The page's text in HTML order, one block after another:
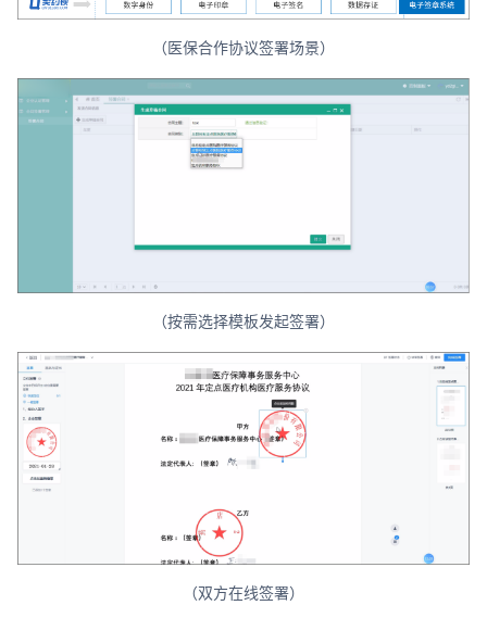
（医保合作协议签署场景）
（按需选择模板发起签署）
（双方在线签署）